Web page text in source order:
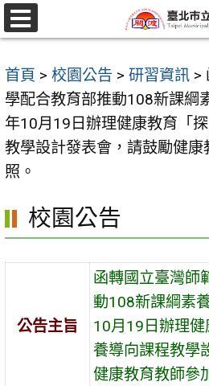
跳
至
要
內
容
區
選
單
首頁 > 校園公告 > 研習資訊 >
學配合教育部推動108新課綱
年10月19日辦理健康教育「
教學設計發表會，請鼓勵健
照。
校園公告
公告主旨
函轉國立臺灣師
動108新課綱素
10月19日辦理
養導向課程教學
健康教育教師參